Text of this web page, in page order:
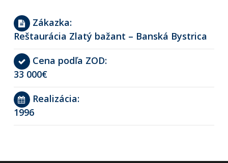
Zákazka:
Reštaurácia Zlatý bažant – Banská Bystrica
Cena podľa ZOD:
33 000€
Realizácia:
1996